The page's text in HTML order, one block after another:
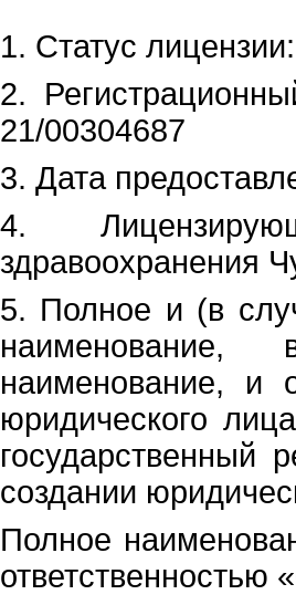
1. Статус
2.
21/00304687
3. Дата
4.
здравоохранения
5. Полное и (в
н
наименование, и
юридического
государственный
создании
Полное
ответственностью